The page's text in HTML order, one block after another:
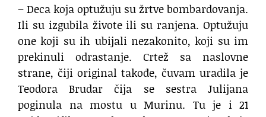
– Deca koja optužuju su žrtve bombardovanja.
Ili su izgubila živote ili su ranjena. Optužuju
one koji su ih ubijali nezakonito, koji su im
prekinuli odrastanje. Crtež sa naslovne
strane, čiji original takođe, čuvam uradila je
Teodora Brudar čija se sestra Julijana
poginula na mostu u Murinu. Tu je i 21